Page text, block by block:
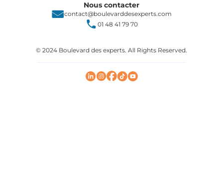
Nous contacter
contact@boulevarddesexperts.com
01 48 41 79 70
© 2024 Boulevard des experts. All Rights Reserved.